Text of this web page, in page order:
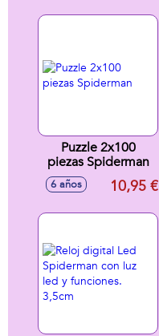
Puzzle 2x100
piezas Spiderman
6 años 10,95 €